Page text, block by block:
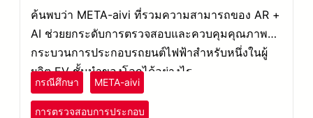
ค้นพบว่า META-aivi ที่รวมความสามารถของ AR +
AI ช่วยยกระดับการตรวจสอบและควบคุมคุณภาพใน
กระบวนการประกอบรถยนต์ไฟฟ้าสำหรับหนึ่งในผู้
ผลิต EV ชั้นนำของโลกได้อย่างไร
กรณีศึกษา META-aivi
การตรวจสอบการประกอบ